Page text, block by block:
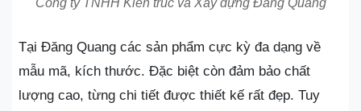
Công ty TNHH Kiến trúc và Xây dựng Đăng Quang
Tại Đăng Quang các sản phẩm cực kỳ đa dạng về
mẫu mã, kích thước. Đặc biệt còn đảm bảo chất
lượng cao, từng chi tiết được thiết kế rất đẹp. Tuy